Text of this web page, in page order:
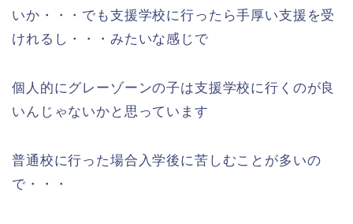
いか・・・でも支援学校に行ったら手厚い支援を受
けれるし・・・みたいな感じで
個人的にグレーゾーンの子は支援学校に行くのが良
いんじゃないかと思っています
普通校に行った場合入学後に苦しむことが多いの
で・・・